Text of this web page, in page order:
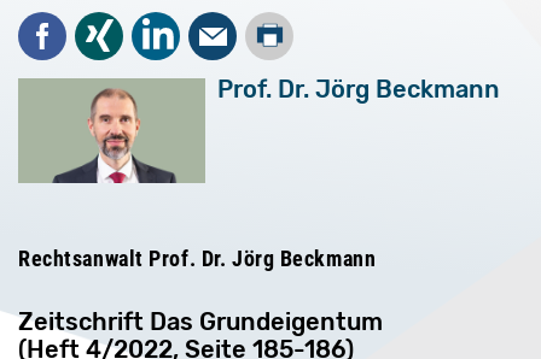
Facebook
Xing LinkedInMail Drucken
Prof. Dr. Jörg Beckmann
Rechtsanwalt Prof. Dr. Jörg Beckmann
Zeitschrift Das Grundeigentum
(Heft 4/2022, Seite 185-186)